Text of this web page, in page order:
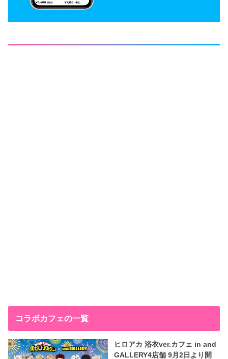
コラボカフェの一覧
ヒロアカ 浴衣ver.カフェ in and
GALLERY4店舗 9月2日より開